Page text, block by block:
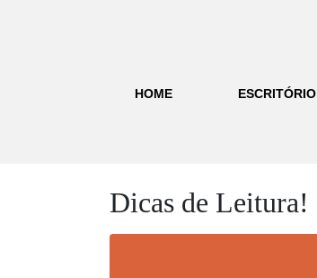
HOME ESCRITÓRIO
Dicas de Leitura!